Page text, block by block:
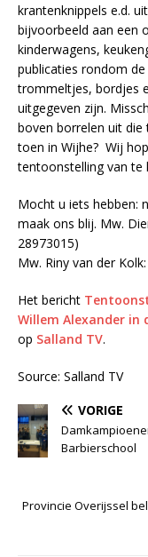
krantenknippels e.d.
bijvoorbeeld aan een
kinderwagens,
publicaties rondom
trommeltjes, bordjes
uitgegeven zijn.
boven borrelen uit
toen in Wijhe? Wij
tentoonstelling van te
Mocht u iets hebben:
maak ons blij. Mw.
28973015)
Mw. Riny van der
Het bericht
Willem Alexander in
op Salland TV.
Source: Salland TV
VORIGE
Barbierschool
Provincie Overijssel